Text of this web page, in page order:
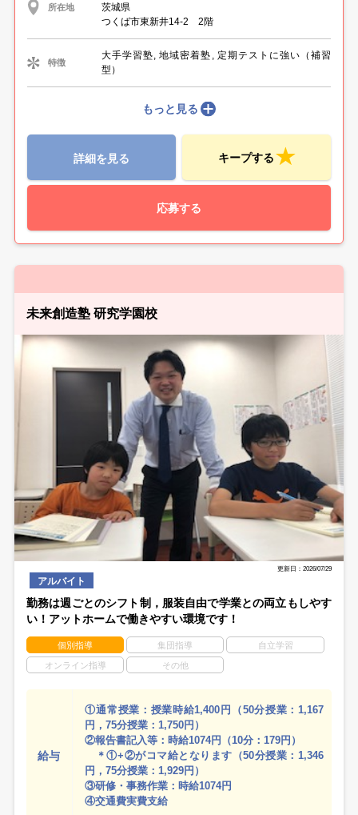
所在地
茨城県
つくば市東新井14-2 2階
特徴
大手学習塾, 地域密着塾, 定期テストに強い（補習
型）
もっと見る
詳細を見る キープする
応募する
未来創造塾 研究学園校
更新日：2026/07/29
アルバイト
勤務は週ごとのシフト制，服装自由で学業との両立もしやす
い！アットホームで働きやすい環境です！
個別指導 集団指導 自立学習
オンライン指導 その他
給与
①通常授業：授業時給1,400円（50分授業：1,167
円，75分授業：1,750円）
②報告書記入等：時給1074円（10分：179円）
＊①+②がコマ給となります（50分授業：1,346
円，75分授業：1,929円）
③研修・事務作業：時給1074円
④交通費実費支給